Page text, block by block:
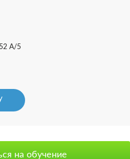
52 А/5
на обучение